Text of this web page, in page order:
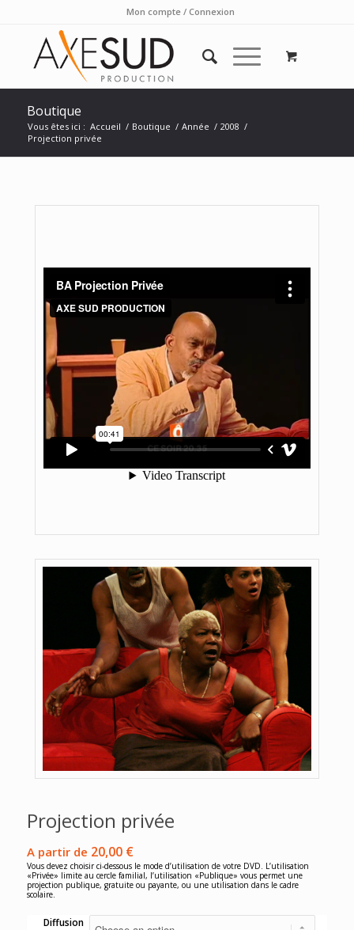
Mon compte / Connexion
Boutique
Vous êtes ici : Accueil / Boutique / Année / 2008 /
Projection privée
Projection privée
A partir de 20,00 €
Vous devez choisir ci-dessous le mode d’utilisation de votre DVD. L’utilisation
«Privée» limite au cercle familial, l’utilisation «Publique» vous permet une
projection publique, gratuite ou payante, ou une utilisation dans le cadre
scolaire.
Diffusion